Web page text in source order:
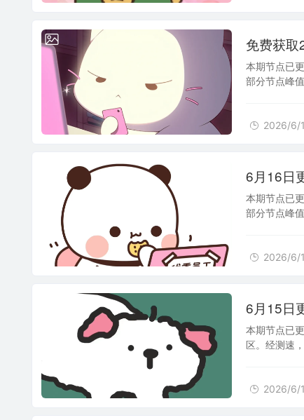
2026/6/17
免费获
本期节点已
部分节点峰
2026/6/
2026/6/16
6月16日
本期节点已
部分节点峰
2026/6/
2026/6/15
6月15日
本期节点已
区。经测速
2026/6/